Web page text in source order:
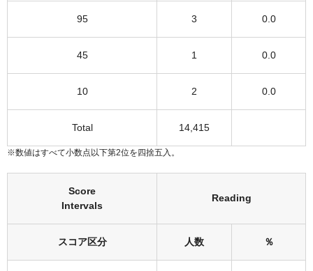
95 3 0.0
45 1 0.0
10 2 0.0
Total 14,415
※数値はすべて小数点以下第2位を四捨五入。
Score
Intervals
Reading
スコア区分 人数 ％